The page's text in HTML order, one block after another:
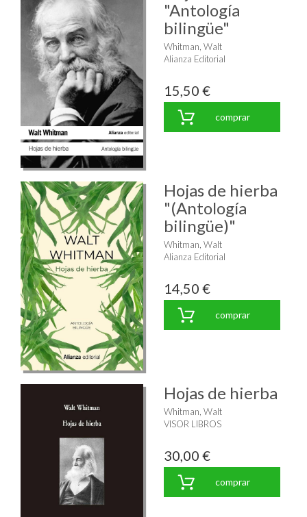
"Antología
bilingüe"
Whitman, Walt
Alianza Editorial
15,50 €
comprar
Hojas de hierba
"(Antología
bilingüe)"
Whitman, Walt
Alianza Editorial
14,50 €
comprar
Hojas de hierba
Whitman, Walt
VISOR LIBROS
30,00 €
comprar